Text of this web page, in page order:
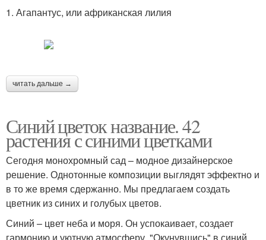
1. Агапантус, или африканская лилия
читать дальше →
Синий цветок название. 42
растения с синими цветками
Сегодня монохромный сад – модное дизайнерское
решение. Однотонные композиции выглядят эффектно и
в то же время сдержанно. Мы предлагаем создать
цветник из синих и голубых цветов.
Синий – цвет неба и моря. Он успокаивает, создает